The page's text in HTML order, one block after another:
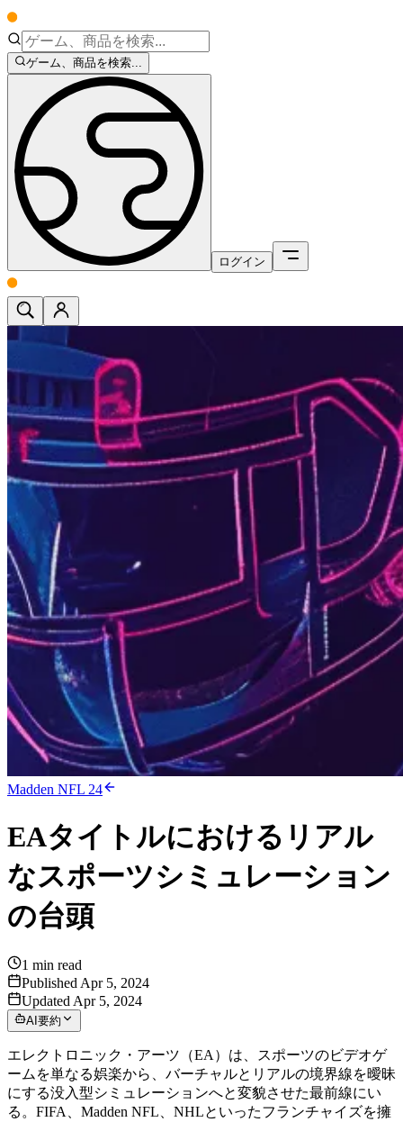
ゲーム、商品を検索...
ログイン
Madden NFL 24
EAタイトルにおけるリアル
なスポーツシミュレーション
の台頭
1 min read
Published Apr 5, 2024
Updated Apr 5, 2024
AI要約
エレクトロニック・アーツ（EA）は、スポーツのビデオゲ
ームを単なる娯楽から、バーチャルとリアルの境界線を曖昧
にする没入型シミュレーションへと変貌させた最前線にい
る。FIFA、Madden NFL、NHLといったフランチャイズを擁